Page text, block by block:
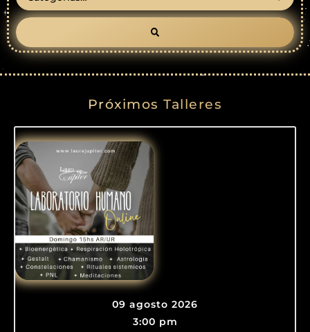
Próximos Talleres
09 agosto 2026
3:00 pm